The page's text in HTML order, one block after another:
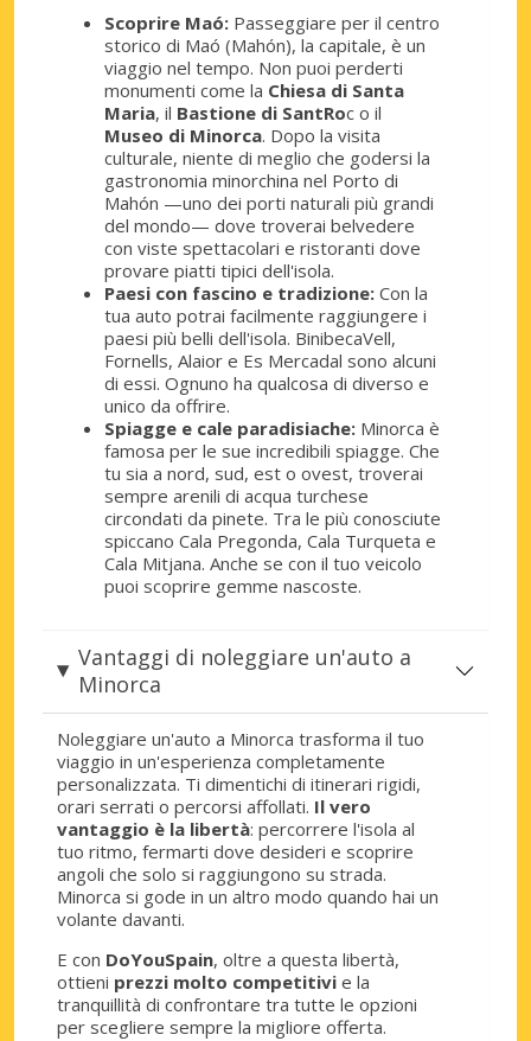
Scoprire Maó: Passeggiare per il centro
storico di Maó (Mahón), la capitale, è un
viaggio nel tempo. Non puoi perderti
monumenti come la Chiesa di Santa
Maria, il Bastione di SantRoc o il
Museo di Minorca. Dopo la visita
culturale, niente di meglio che godersi la
gastronomia minorchina nel Porto di
Mahón —uno dei porti naturali più grandi
del mondo— dove troverai belvedere
con viste spettacolari e ristoranti dove
provare piatti tipici dell'isola.
Paesi con fascino e tradizione: Con la
tua auto potrai facilmente raggiungere i
paesi più belli dell'isola. BinibecaVell,
Fornells, Alaior e Es Mercadal sono alcuni
di essi. Ognuno ha qualcosa di diverso e
unico da offrire.
Spiagge e cale paradisiache: Minorca è
famosa per le sue incredibili spiagge. Che
tu sia a nord, sud, est o ovest, troverai
sempre arenili di acqua turchese
circondati da pinete. Tra le più conosciute
spiccano Cala Pregonda, Cala Turqueta e
Cala Mitjana. Anche se con il tuo veicolo
puoi scoprire gemme nascoste.
Vantaggi di noleggiare un'auto a
Minorca
Noleggiare un'auto a Minorca trasforma il tuo
viaggio in un'esperienza completamente
personalizzata. Ti dimentichi di itinerari rigidi,
orari serrati o percorsi affollati. Il vero
vantaggio è la libertà: percorrere l'isola al
tuo ritmo, fermarti dove desideri e scoprire
angoli che solo si raggiungono su strada.
Minorca si gode in un altro modo quando hai un
volante davanti.
E con DoYouSpain, oltre a questa libertà,
ottieni prezzi molto competitivi e la
tranquillità di confrontare tra tutte le opzioni
per scegliere sempre la migliore offerta.